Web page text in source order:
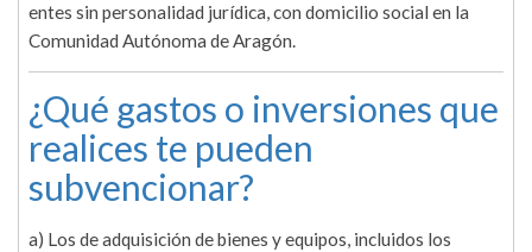
entes sin personalidad jurídica, con domicilio social en la
Comunidad Autónoma de Aragón.
¿Qué gastos o inversiones que
realices te pueden
subvencionar?
a) Los de adquisición de bienes y equipos, incluidos los